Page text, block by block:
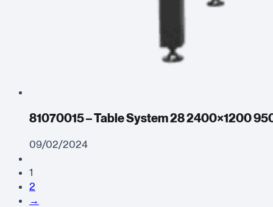
81070015 – Table System 28 2400×1200
09/02/2024
1
2
→